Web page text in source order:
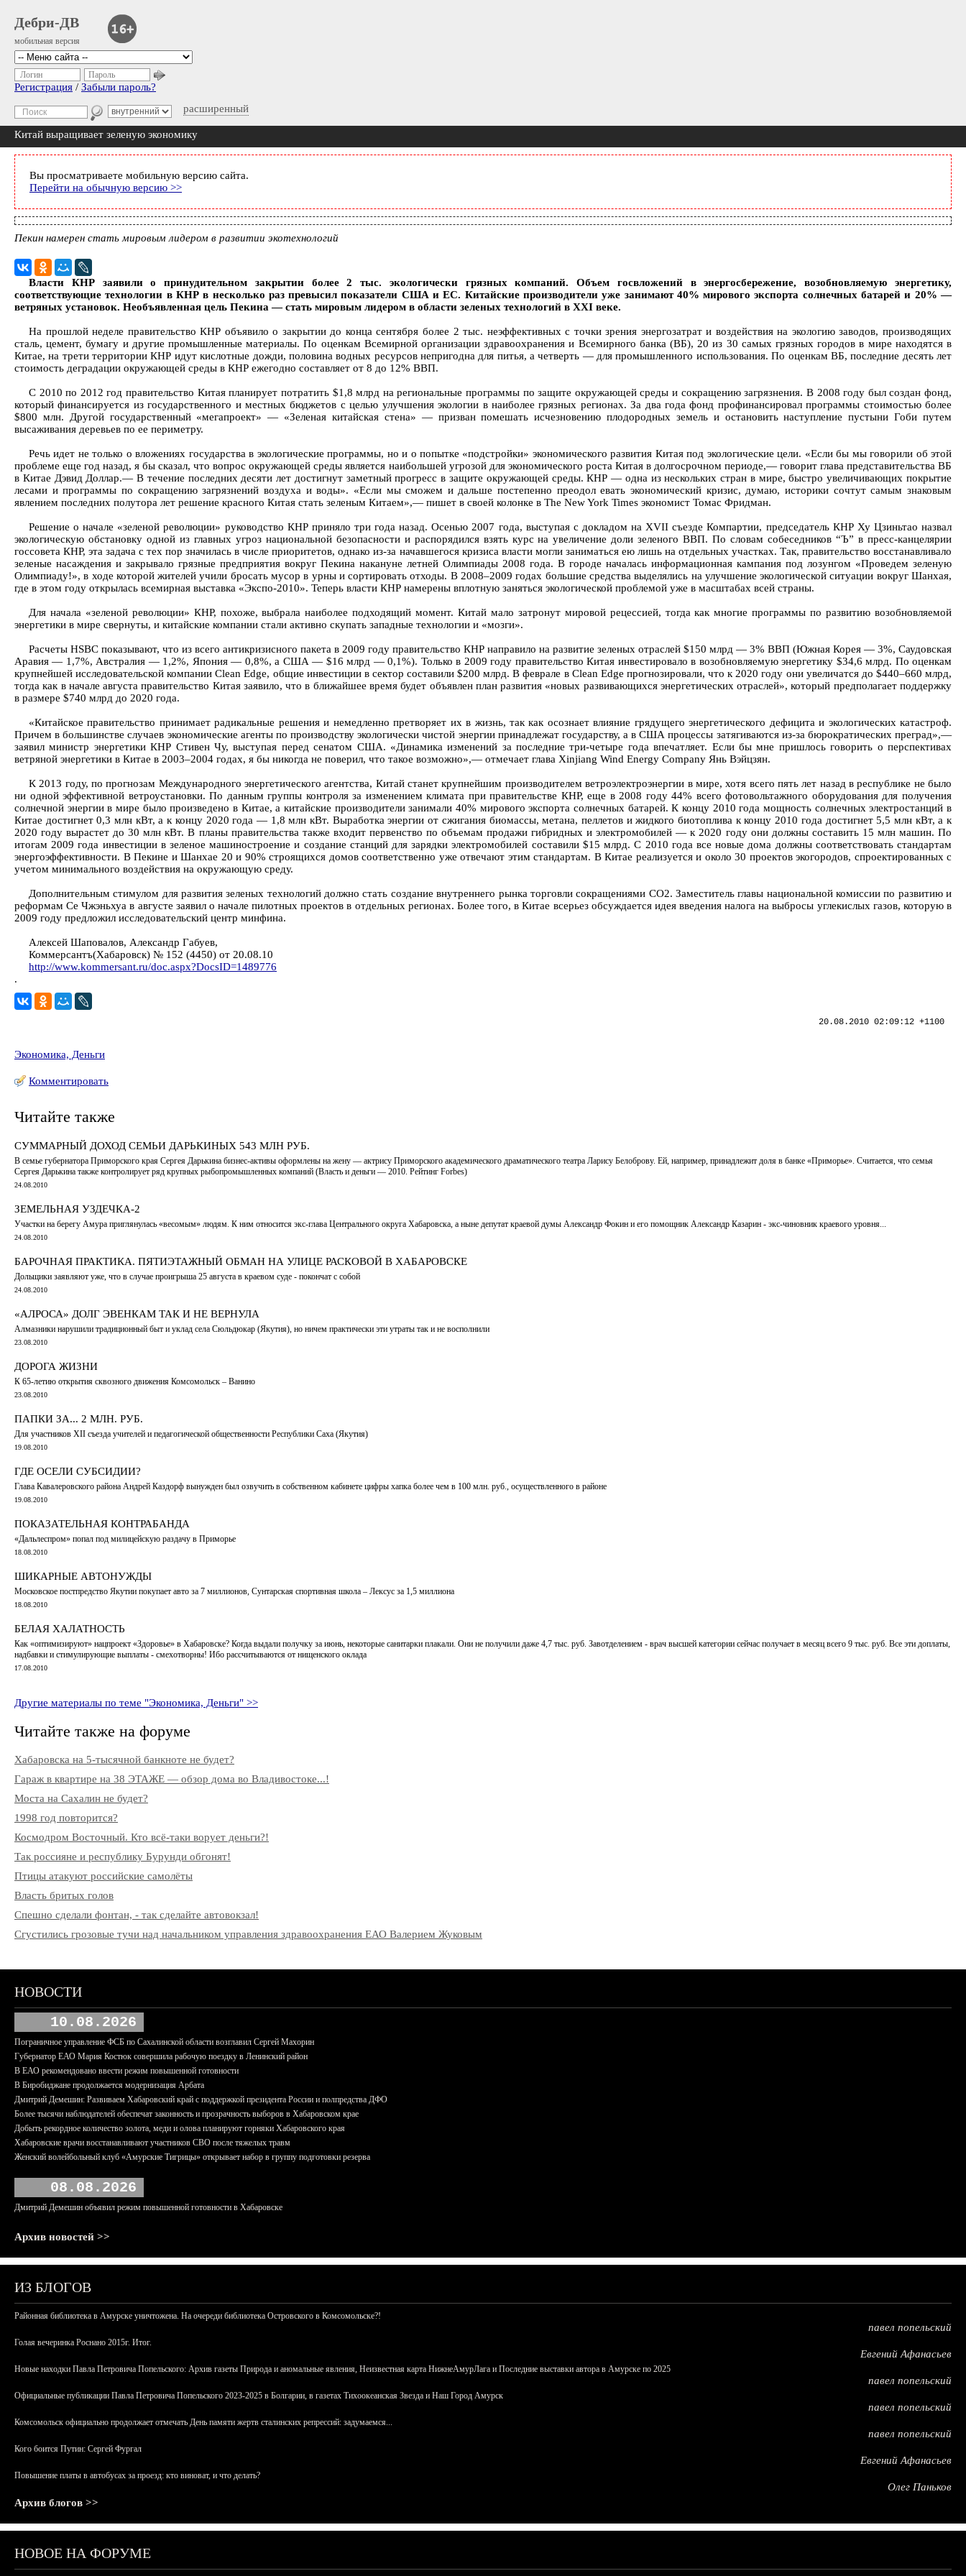
Дебри-ДВ
мобильная версия
расширенный
Логин Пароль
Регистрация / Забыли пароль?
Китай выращивает зеленую экономику
Вы просматриваете мобильную версию сайта.
Перейти на обычную версию >>
Пекин намерен стать мировым лидером в развитии экотехнологий
Власти КНР заявили о принудительном закрытии более 2 тыс. экологически грязных компаний. Объем госвложений в энергосбережение, возобновляемую энергетику,
соответствующие технологии в КНР в несколько раз превысил показатели США и ЕС. Китайские производители уже занимают 40% мирового экспорта солнечных батарей и 20% —
ветряных установок. Необъявленная цель Пекина — стать мировым лидером в области зеленых технологий в XXI веке.
На прошлой неделе правительство КНР объявило о закрытии до конца сентября более 2 тыс. неэффективных с точки зрения энергозатрат и воздействия на экологию заводов, производящих
сталь, цемент, бумагу и другие промышленные материалы. По оценкам Всемирной организации здравоохранения и Всемирного банка (ВБ), 20 из 30 самых грязных городов в мире находятся в
Китае, на трети территории КНР идут кислотные дожди, половина водных ресурсов непригодна для питья, а четверть — для промышленного использования. По оценкам ВБ, последние десять лет
стоимость деградации окружающей среды в КНР ежегодно составляет от 8 до 12% ВВП.
С 2010 по 2012 год правительство Китая планирует потратить $1,8 млрд на региональные программы по защите окружающей среды и сокращению загрязнения. В 2008 году был создан фонд,
который финансируется из государственного и местных бюджетов с целью улучшения экологии в наиболее грязных регионах. За два года фонд профинансировал программы стоимостью более
$800 млн. Другой государственный «мегапроект» — «Зеленая китайская стена» — призван помешать исчезновению плодородных земель и остановить наступление пустыни Гоби путем
высаживания деревьев по ее периметру.
Речь идет не только о вложениях государства в экологические программы, но и о попытке «подстройки» экономического развития Китая под экологические цели. «Если бы мы говорили об этой
проблеме еще год назад, я бы сказал, что вопрос окружающей среды является наибольшей угрозой для экономического роста Китая в долгосрочном периоде,— говорит глава представительства ВБ
в Китае Дэвид Доллар.— В течение последних десяти лет достигнут заметный прогресс в защите окружающей среды. КНР — одна из нескольких стран в мире, быстро увеличивающих покрытие
лесами и программы по сокращению загрязнений воздуха и воды». «Если мы сможем и дальше постепенно преодол евать экономический кризис, думаю, историки сочтут самым знаковым
явлением последних полутора лет решение красного Китая стать зеленым Китаем»,— пишет в своей колонке в The New York Times экономист Томас Фридман.
Решение о начале «зеленой революции» руководство КНР приняло три года назад. Осенью 2007 года, выступая с докладом на XVII съезде Компартии, председатель КНР Ху Цзиньтао назвал
экологическую обстановку одной из главных угроз национальной безопасности и распорядился взять курс на увеличение доли зеленого ВВП. По словам собеседников “Ъ” в пресс-канцелярии
госсовета КНР, эта задача с тех пор значилась в числе приоритетов, однако из-за начавшегося кризиса власти могли заниматься ею лишь на отдельных участках. Так, правительство восстанавливало
зеленые насаждения и закрывало грязные предприятия вокруг Пекина накануне летней Олимпиады 2008 года. В городе началась информационная кампания под лозунгом «Проведем зеленую
Олимпиаду!», в ходе которой жителей учили бросать мусор в урны и сортировать отходы. В 2008–2009 годах большие средства выделялись на улучшение экологической ситуации вокруг Шанхая,
где в этом году открылась всемирная выставка «Экспо-2010». Теперь власти КНР намерены вплотную заняться экологической проблемой уже в масштабах всей страны.
Для начала «зеленой революции» КНР, похоже, выбрала наиболее подходящий момент. Китай мало затронут мировой рецессией, тогда как многие программы по развитию возобновляемой
энергетики в мире свернуты, и китайские компании стали активно скупать западные технологии и «мозги».
Расчеты HSBC показывают, что из всего антикризисного пакета в 2009 году правительство КНР направило на развитие зеленых отраслей $150 млрд — 3% ВВП (Южная Корея — 3%, Саудовская
Аравия — 1,7%, Австралия — 1,2%, Япония — 0,8%, а США — $16 млрд — 0,1%). Только в 2009 году правительство Китая инвестировало в возобновляемую энергетику $34,6 млрд. По оценкам
крупнейшей исследовательской компании Clean Edge, общие инвестиции в сектор составили $200 млрд. В феврале в Clean Edge прогнозировали, что к 2020 году они увеличатся до $440–660 млрд,
тогда как в начале августа правительство Китая заявило, что в ближайшее время будет объявлен план развития «новых развивающихся энергетических отраслей», который предполагает поддержку
в размере $740 млрд до 2020 года.
«Китайское правительство принимает радикальные решения и немедленно претворяет их в жизнь, так как осознает влияние грядущего энергетического дефицита и экологических катастроф.
Причем в большинстве случаев экономические агенты по производству экологически чистой энергии принадлежат государству, а в США процессы затягиваются из-за бюрократических преград»,—
заявил министр энергетики КНР Стивен Чу, выступая перед сенатом США. «Динамика изменений за последние три-четыре года впечатляет. Если бы мне пришлось говорить о перспективах
ветряной энергетики в Китае в 2003–2004 годах, я бы никогда не поверил, что такое возможно»,— отмечает глава Xinjiang Wind Energy Company Янь Вэйцзян.
К 2013 году, по прогнозам Международного энергетического агентства, Китай станет крупнейшим производителем ветроэлектроэнергии в мире, хотя всего пять лет назад в республике не было
ни одной эффективной ветроустановки. По данным группы контроля за изменением климата при правительстве КНР, еще в 2008 году 44% всего фотовольтажного оборудования для получения
солнечной энергии в мире было произведено в Китае, а китайские производители занимали 40% мирового экспорта солнечных батарей. К концу 2010 года мощность солнечных электростанций в
Китае достигнет 0,3 млн кВт, а к концу 2020 года — 1,8 млн кВт. Выработка энергии от сжигания биомассы, метана, пеллетов и жидкого биотоплива к концу 2010 года достигнет 5,5 млн кВт, а к
2020 году вырастет до 30 млн кВт. В планы правительства также входит первенство по объемам продажи гибридных и электромобилей — к 2020 году они должны составить 15 млн машин. По
итогам 2009 года инвестиции в зеленое машиностроение и создание станций для зарядки электромобилей составили $15 млрд. С 2010 года все новые дома должны соответствовать стандартам
энергоэффективности. В Пекине и Шанхае 20 и 90% строящихся домов соответственно уже отвечают этим стандартам. В Китае реализуется и около 30 проектов экогородов, спроектированных с
учетом минимального воздействия на окружающую среду.
Дополнительным стимулом для развития зеленых технологий должно стать создание внутреннего рынка торговли сокращениями CO2. Заместитель главы национальной комиссии по развитию и
реформам Се Чжэньхуа в августе заявил о начале пилотных проектов в отдельных регионах. Более того, в Китае всерьез обсуждается идея введения налога на выбросы углекислых газов, которую в
2009 году предложил исследовательский центр минфина.
Алексей Шаповалов, Александр Габуев,
Коммерсантъ(Хабаровск) № 152 (4450) от 20.08.10
http://www.kommersant.ru/doc.aspx?DocsID=1489776
.
20.08.2010 02:09:12 +1100
Экономика, Деньги
Комментировать
Читайте также
СУММАРНЫЙ ДОХОД СЕМЬИ ДАРЬКИНЫХ 543 МЛН РУБ.
В семье губернатора Приморского края Сергея Дарькина бизнес-активы оформлены на жену — актрису Приморского академического драматического театра Ларису Белоброву. Ей, например, принадлежит доля в банке «Приморье». Считается, что семья
Сергея Дарькина также контролирует ряд крупных рыбопромышленных компаний (Власть и деньги — 2010. Рейтинг Forbes)
24.08.2010
ЗЕМЕЛЬНАЯ УЗДЕЧКА-2
Участки на берегу Амура приглянулась «весомым» людям. К ним относится экс-глава Центрального округа Хабаровска, а ныне депутат краевой думы Александр Фокин и его помощник Александр Казарин - экс-чиновник краевого уровня...
24.08.2010
БАРОЧНАЯ ПРАКТИКА. ПЯТИЭТАЖНЫЙ ОБМАН НА УЛИЦЕ РАСКОВОЙ В ХАБАРОВСКЕ
Дольщики заявляют уже, что в случае проигрыша 25 августа в краевом суде - покончат с собой
24.08.2010
«АЛРОСА» ДОЛГ ЭВЕНКАМ ТАК И НЕ ВЕРНУЛА
Алмазники нарушили традиционный быт и уклад села Сюльдюкар (Якутия), но ничем практически эти утраты так и не восполнили
23.08.2010
ДОРОГА ЖИЗНИ
К 65-летию открытия сквозного движения Комсомольск – Ванино
23.08.2010
ПАПКИ ЗА... 2 МЛН. РУБ.
Для участников XII съезда учителей и педагогической общественности Республики Саха (Якутия)
19.08.2010
ГДЕ ОСЕЛИ СУБСИДИИ?
Глава Кавалеровского района Андрей Каздорф вынужден был озвучить в собственном кабинете цифры хапка более чем в 100 млн. руб., осуществленного в районе
19.08.2010
ПОКАЗАТЕЛЬНАЯ КОНТРАБАНДА
«Дальлеспром» попал под милицейскую раздачу в Приморье
18.08.2010
ШИКАРНЫЕ АВТОНУЖДЫ
Московское постпредство Якутии покупает авто за 7 миллионов, Сунтарская спортивная школа – Лексус за 1,5 миллиона
18.08.2010
БЕЛАЯ ХАЛАТНОСТЬ
Как «оптимизируют» нацпроект «Здоровье» в Хабаровске? Когда выдали получку за июнь, некоторые санитарки плакали. Они не получили даже 4,7 тыс. руб. Завотделением - врач высшей категории сейчас получает в месяц всего 9 тыс. руб. Все эти доплаты,
надбавки и стимулирующие выплаты - смехотворны! Ибо рассчитываются от нищенского оклада
17.08.2010
Другие материалы по теме "Экономика, Деньги" >>
Читайте также на форуме
Хабаровска на 5-тысячной банкноте не будет?
Гараж в квартире на 38 ЭТАЖЕ — обзор дома во Владивостоке...!
Моста на Сахалин не будет?
1998 год повторится?
Космодром Восточный. Кто всё-таки ворует деньги?!
Так россияне и республику Бурунди обгонят!
Птицы атакуют российские самолёты
Власть бритых голов
Спешно сделали фонтан, - так сделайте автовокзал!
Сгустились грозовые тучи над начальником управления здравоохранения ЕАО Валерием Жуковым
НОВОСТИ
10.08.2026
Пограничное управление ФСБ по Сахалинской области возглавил Сергей Махорин
Губернатор ЕАО Мария Костюк совершила рабочую поездку в Ленинский район
В ЕАО рекомендовано ввести режим повышенной готовности
В Биробиджане продолжается модернизация Арбата
Дмитрий Демешин: Развиваем Хабаровский край с поддержкой президента России и полпредства ДФО
Более тысячи наблюдателей обеспечат законность и прозрачность выборов в Хабаровском крае
Добыть рекордное количество золота, меди и олова планируют горняки Хабаровского края
Хабаровские врачи восстанавливают участников СВО после тяжелых травм
Женский волейбольный клуб «Амурские Тигрицы» открывает набор в группу подготовки резерва
08.08.2026
Дмитрий Демешин объявил режим повышенной готовности в Хабаровске
Архив новостей >>
ИЗ БЛОГОВ
Районная библиотека в Амурске уничтожена. На очереди библиотека Островского в Комсомольске?!
павел попельский
Голая вечеринка Роснано 2015г. Итог.
Евгений Афанасьев
Новые находки Павла Петровича Попельского: Архив газеты Природа и аномальные явления, Неизвестная карта НижнеАмурЛага и Последние выставки автора в Амурске по 2025
павел попельский
Официальные публикации Павла Петровича Попельского 2023-2025 в Болгарии, в газетах Тихоокеанская Звезда и Наш Город Амурск
павел попельский
Комсомольск официально продолжает отмечать День памяти жертв сталинских репрессий: задумаемся...
павел попельский
Кого боится Путин: Сергей Фургал
Евгений Афанасьев
Повышение платы в автобусах за проезд: кто виноват, и что делать?
Олег Паньков
Архив блогов >>
НОВОЕ НА ФОРУМЕ